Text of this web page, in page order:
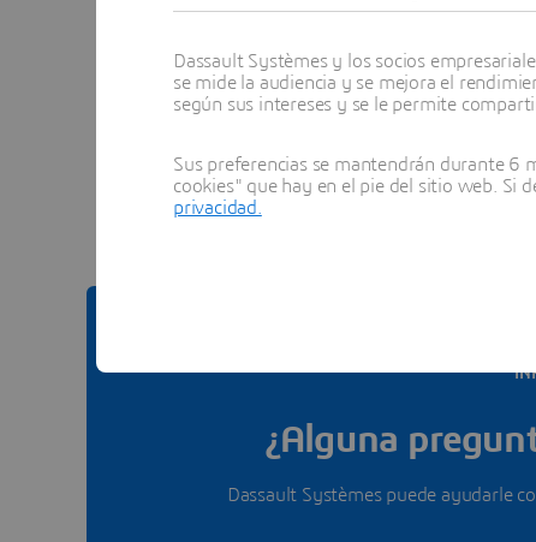
¿Alguna
Dassault Systèmes puede ayudarle
Dassault Systèmes y los socios
se mide la audiencia y se mejora el
según sus intereses y se le permite
Sus preferencias se mantendrán durante 6
cookies" que hay en el pie del sitio web. Si
privacidad.